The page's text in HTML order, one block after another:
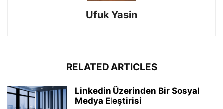
Ufuk Yasin
RELATED ARTICLES
Linkedin Üzerinden Bir Sosyal
Medya Eleştirisi